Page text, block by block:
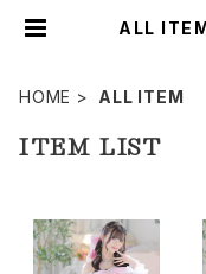
ALL
HOME ALL ITEM
ITEM LIST